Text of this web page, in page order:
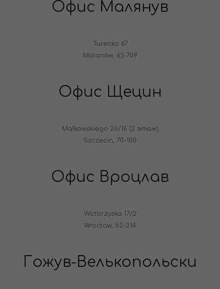
Офис Малянув
Turecka 67
Malanów, 62-709
Офис Щецин
Malkowskiego 26/16 (2 этаж)
Szczecin, 70-100
Офис Вроцлав
Watbrzyska 17/2
Wrocław, 52-314
Гожув-Велькопольски